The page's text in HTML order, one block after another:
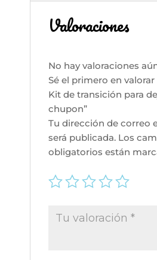
chupon
cantidad
Valoraciones
No hay valoraciones
Sé el primero en valorar
Kit de transición para
chupon”
Tu dirección de correo
será publicada. Los
obligatorios están